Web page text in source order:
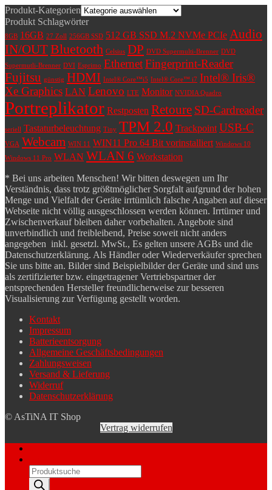
Produkt-Kategorien
Produkt Schlagwörter
8GB 16GB 27 Zoll 256GB SSD 512 GB SSD M.2 NVMe PCIe Audio
IN/OUTBluetooth Celsius DP DVD Supermulti-Brenner DVD
Supermutli-Brenner DVI Esprimo EthernetFingerprint-Reader
Fujitsu günstig HDMI Intel® Core™i5 Intel® Core™ i7 Intel® Iris®
Xe Graphics LAN Lenovo LTE Monitor NVIDIA Quadro
Portreplikator Restposten Retoure SD-Cardreader
seriell Tastaturbeleuchtung Tiny TPM 2.0 Trackpoint USB-C
VGA Webcam WIN 11 WIN11 Pro 64 Bit vorinstalliert Windows 10
Windows 11 Pro WLAN WLAN 6 Workstation
* Bei uns arbeiten Menschen! Wir bitten deswegen um Ihr
Verständnis, dass trotz größtmöglicher Sorgfalt aufgrund der hohen
Menge und Vielfalt der Geräte irrtümlich falsche Angaben auf dieser
Webseite nicht völlig ausgeschlossen werden können. Irrtümer und
Zwischenverkauf bleiben daher vorbehalten. Angebote sind
unverbindlich und freibleibend, Preise soweit nicht anders
angegeben inkl. gesetzl. MwSt., Es gelten unsere AGBs und die
Datenschutzerklärung. Als Händler oder Wiederverkäufer sprechen
Sie uns bitte an. Bilder sind Beispielbilder der Geräte und sind uns
als zertifizierter bzw. eingetragener Vertriebspartner der
entsprechenden Hersteller freundlicherweise zur besseren
Visualisierung zur Verfügung gestellt worden.
Kontakt
Impressum
Batterieentsorgung
Allgemeine Geschäftsbedingungen
Zahlungsweisen
Versand & Lieferung
Widerruf
Datenschutzerklärung
© AsTiNA IT Shop
Vertrag widerrufen
Products
search